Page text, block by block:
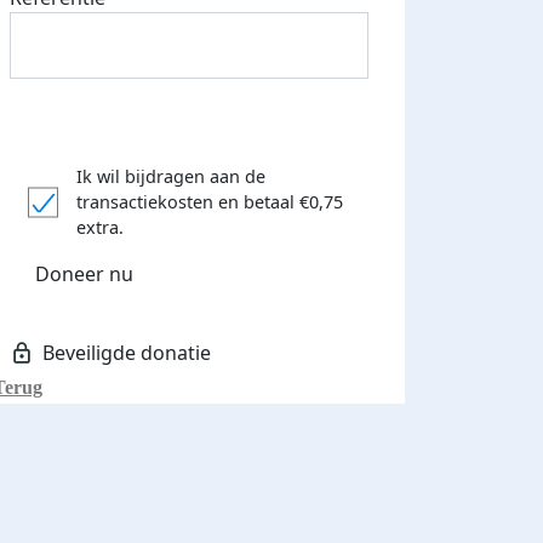
Ik wil bijdragen aan de
transactiekosten en betaal €0,75
extra.
Doneer nu